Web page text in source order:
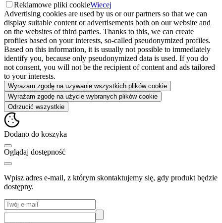
Reklamowe pliki cookieWiecej
Advertising cookies are used by us or our partners so that we can
display suitable content or advertisements both on our website and
on the websites of third parties. Thanks to this, we can create
profiles based on your interests, so-called pseudonymized profiles.
Based on this information, it is usually not possible to immediately
identify you, because only pseudonymized data is used. If you do
not consent, you will not be the recipient of content and ads tailored
to your interests.
Wyrażam zgodę na używanie wszystkich plików cookie
Wyrażam zgodę na użycie wybranych plików cookie
Odrzucić wszystkie
Dodano do koszyka
Oglądaj dostępność
Wpisz adres e-mail, z którym skontaktujemy się, gdy produkt będzie
dostępny.